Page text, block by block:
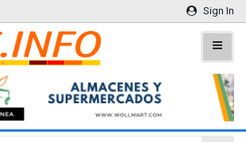
Sign In